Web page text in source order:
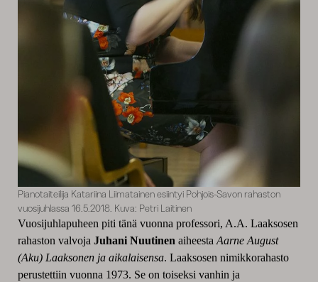
Pianotaiteilija Katariina Liimatainen esiintyi Pohjois-Savon rahaston
vuosijuhlassa 16.5.2018. Kuva: Petri Laitinen
Vuosijuhlapuheen piti tänä vuonna professori, A.A. Laaksosen
rahaston valvoja Juhani Nuutinen aiheesta Aarne August
(Aku) Laaksonen ja aikalaisensa. Laaksosen nimikkorahasto
perustettiin vuonna 1973. Se on toiseksi vanhin ja